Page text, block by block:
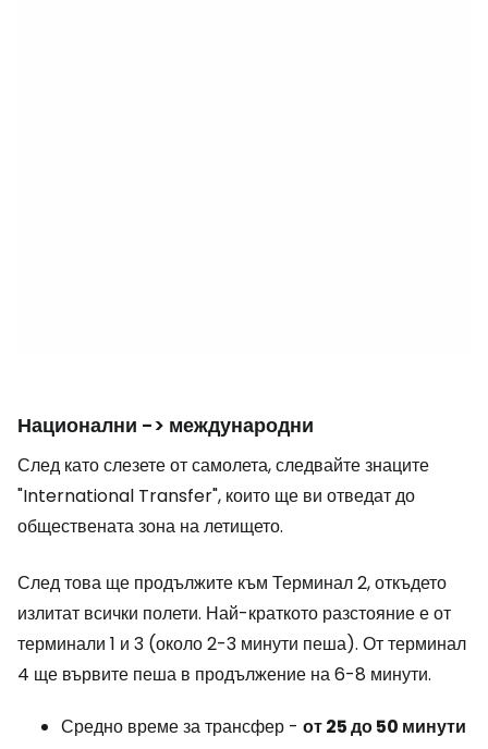
Национални -> международни
След като слезете от самолета, следвайте знаците
"International Transfer", които ще ви отведат до
обществената зона на летището.
След това ще продължите към Терминал 2, откъдето
излитат всички полети. Най-краткото разстояние е от
терминали 1 и 3 (около 2-3 минути пеша). От терминал
4 ще вървите пеша в продължение на 6-8 минути.
Средно време за трансфер - от 25 до 50 минути